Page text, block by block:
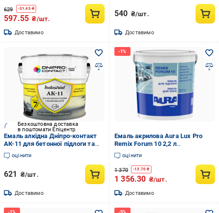
629 -31.45₴
597.55 ₴/шт.
Доставимо
540 ₴/шт.
Доставимо
Безкоштовна доставка
в поштомати Епіцентр
Емаль алкідна Дніпро-контакт
АК-11 для бетонної підлоги та
розмітки доріг 2,8 кг Сірий
(1777431941)
оцінити
621 ₴/шт.
Доставимо
Емаль акрилова Aura Lux Pro
Remix Forum 10 2,2 л
(2571434793)
оцінити
1 370 -13.70 ₴
1 356.30 ₴/шт.
Доставимо